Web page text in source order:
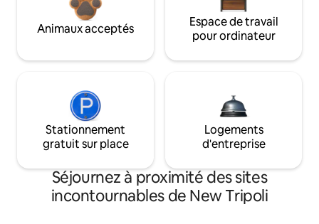
Animaux acceptés
Espace de travail
pour ordinateur
Stationnement
gratuit sur place
Logements
d'entreprise
Séjournez à proximité des sites
incontournables de New Tripoli